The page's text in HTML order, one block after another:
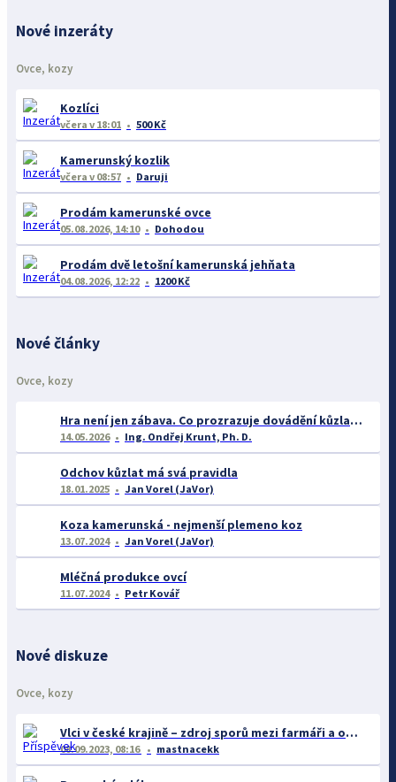
Nové inzeráty
Ovce, kozy
Kozlíci
včera v 18:01 500 Kč
Kamerunský kozlik
včera v 08:57 Daruji
Prodám kamerunské ovce
05.08.2026, 14:10 Dohodou
Prodám dvě letošní kamerunská jehňata
04.08.2026, 12:22 1200 Kč
Nové články
Ovce, kozy
Hra není jen zábava. Co prozrazuje dovádění kůzlat o jejich welfare?
14.05.2026 Ing. Ondřej Krunt, Ph. D.
Odchov kůzlat má svá pravidla
18.01.2025 Jan Vorel (JaVor)
Koza kamerunská - nejmenší plemeno koz
13.07.2024 Jan Vorel (JaVor)
Mléčná produkce ovcí
11.07.2024 Petr Kovář
Nové diskuze
Ovce, kozy
Vlci v české krajině – zdroj sporů mezi farmáři a ochránci
08.09.2023, 08:16 mastnacekk